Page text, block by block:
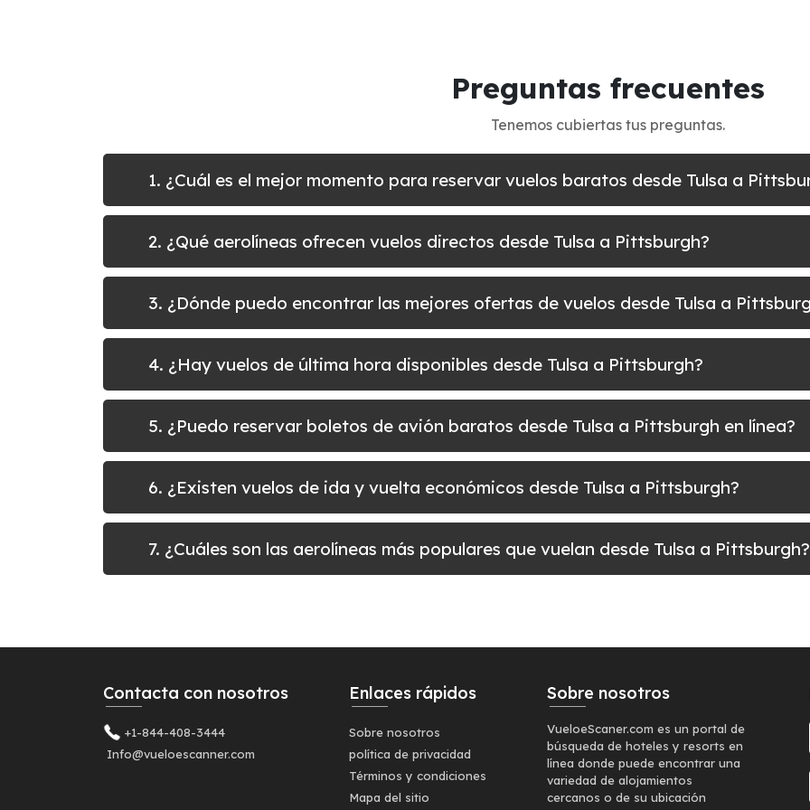
Preguntas frecuentes
Tenemos cubiertas tus preguntas.
1. ¿Cuál es el mejor momento para reservar vuelos baratos desde Tulsa a
2. ¿Qué aerolíneas ofrecen vuelos directos desde Tulsa a Pittsburgh?
3. ¿Dónde puedo encontrar las mejores ofertas de vuelos desde Tulsa a
4. ¿Hay vuelos de última hora disponibles desde Tulsa a Pittsburgh?
5. ¿Puedo reservar boletos de avión baratos desde Tulsa a Pittsburgh en línea?
6. ¿Existen vuelos de ida y vuelta económicos desde Tulsa a Pittsburgh?
7. ¿Cuáles son las aerolíneas más populares que vuelan desde Tulsa a Pittsburgh?
Contacta con nosotros
+1-844-408-3444
Info@vueloescanner.com
Enlaces rápidos
Sobre nosotros
política de privacidad
Términos y condiciones
Mapa del sitio
Sobre nosotros
VueloeScaner.com es un portal de
búsqueda de hoteles y resorts en
línea donde puede encontrar una
variedad de alojamientos
cercanos o de su ubicación